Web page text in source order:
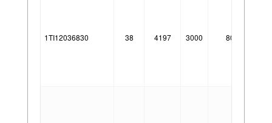
1TI12036830 38 4197 3000 80°